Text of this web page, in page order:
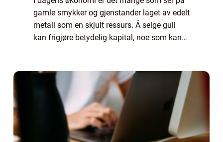
gamle smykker og gjenstander laget av edelt
metall som en skjult ressurs. Å selge gull
kan frigjøre betydelig kapital, noe som kan